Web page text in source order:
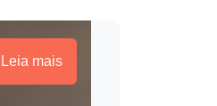
Leia mais